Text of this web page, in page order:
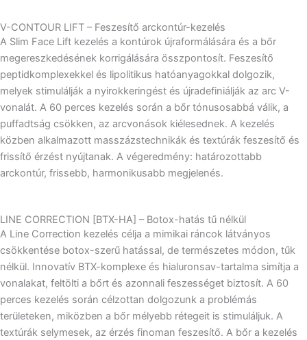
V-CONTOUR LIFT – Feszesítő arckontúr-kezelés
A Slim Face Lift kezelés a kontúrok újraformálására és a bőr
megereszkedésének korrigálására összpontosít. Feszesítő
peptidkomplexekkel és lipolitikus hatóanyagokkal dolgozik,
melyek stimulálják a nyirokkeringést és újradefiniálják az arc V-
vonalát. A 60 perces kezelés során a bőr tónusosabbá válik, a
puffadtság csökken, az arcvonások kiélesednek. A kezelés
közben alkalmazott masszázstechnikák és textúrák feszesítő és
frissítő érzést nyújtanak. A végeredmény: határozottabb
arckontúr, frissebb, harmonikusabb megjelenés.
LINE CORRECTION [BTX-HA] – Botox-hatás tű nélkül
A Line Correction kezelés célja a mimikai ráncok látványos
csökkentése botox-szerű hatással, de természetes módon, tűk
nélkül. Innovatív BTX-komplexe és hialuronsav-tartalma simítja a
vonalakat, feltölti a bőrt és azonnali feszességet biztosít. A 60
perces kezelés során célzottan dolgozunk a problémás
területeken, miközben a bőr mélyebb rétegeit is stimuláljuk. A
textúrák selymesek, az érzés finoman feszesítő. A bőr a kezelés